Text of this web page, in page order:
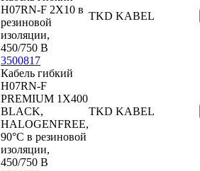
H07RN-F 2X10 в
резиновой
изоляции,
450/750 В
TKD KABEL
3500817
Кабель гибкий
H07RN-F
PREMIUM 1X400
BLACK,
HALOGENFREE,
90°C в резиновой
изоляции,
450/750 В
TKD KABEL